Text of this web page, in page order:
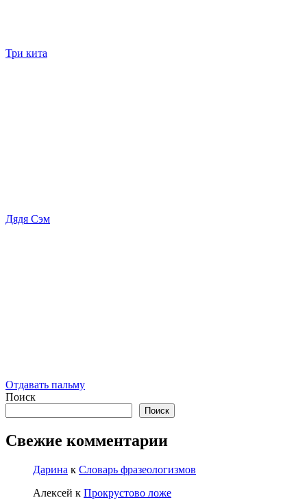
Три кита
Дядя Сэм
Отдавать пальму
Поиск
Поиск
Свежие комментарии
Дарина к Словарь фразеологизмов
Алексей к Прокрустово ложе